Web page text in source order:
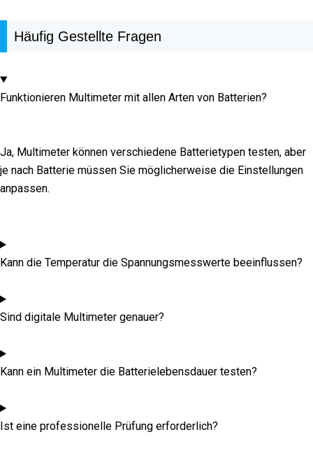
Häufig Gestellte Fragen
Funktionieren Multimeter mit allen Arten von Batterien?
Ja, Multimeter können verschiedene Batterietypen testen, aber
je nach Batterie müssen Sie möglicherweise die Einstellungen
anpassen.
Kann die Temperatur die Spannungsmesswerte beeinflussen?
Sind digitale Multimeter genauer?
Kann ein Multimeter die Batterielebensdauer testen?
Ist eine professionelle Prüfung erforderlich?